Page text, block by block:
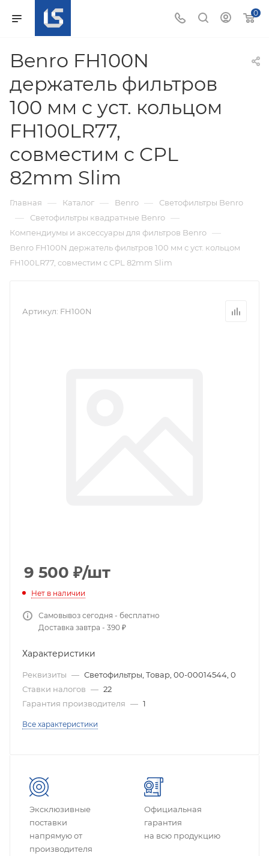
0
Benro FH100N
держатель фильтров
100 мм с уст. кольцом
FH100LR77,
совместим с CPL
82mm Slim
Главная — Каталог — Benro — Светофильтры Benro
— Светофильтры квадратные Benro —
Компендиумы и аксессуары для фильтров Benro —
Benro FH100N держатель фильтров 100 мм с уст. кольцом
FH100LR77, совместим с CPL 82mm Slim
Артикул: FH100N
9 500 ₽/шт
Нет в наличии
Самовывоз сегодня - бесплатно
Доставка завтра - 390 ₽
Характеристики
Реквизиты — Светофильтры, Товар, 00-00014544, 0
Ставки налогов — 22
Гарантия производителя — 1
Все характеристики
Эксклюзивные
поставки
напрямую от
производителя
Официальная
гарантия
на всю продукцию